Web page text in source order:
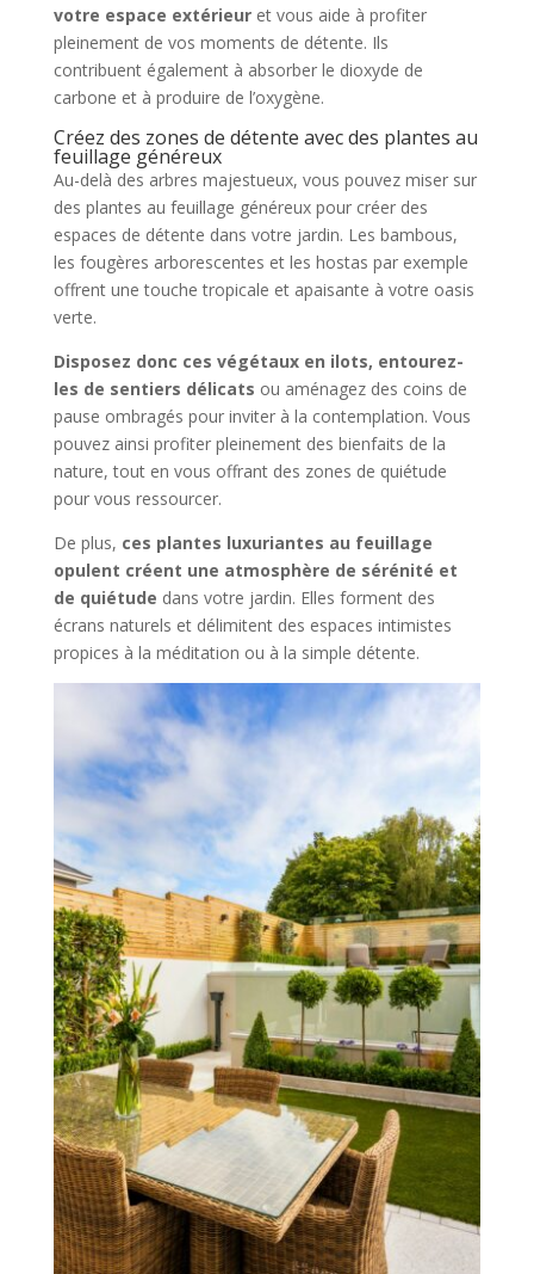
votre espace extérieuret vous aide à profiter
pleinement de vos moments de détente. Ils
contribuent également à absorber le dioxyde de
carbone et à produire de l’oxygène.
Créez des zones de détente avec des plantes au
feuillage généreux
Au-delà des arbres majestueux, vous pouvez miser sur
des plantes au feuillage généreux pour créer des
espaces de détente dans votre jardin. Les bambous,
les fougères arborescentes et les hostas par exemple
offrent une touche tropicale et apaisante à votre oasis
verte.
Disposez donc ces végétaux en ilots, entourez-
les de sentiers délicats ou aménagez des coins de
pause ombragés pour inviter à la contemplation. Vous
pouvez ainsi profiter pleinement des bienfaits de la
nature, tout en vous offrant des zones de quiétude
pour vous ressourcer.
De plus, ces plantes luxuriantes au feuillage
opulent créent une atmosphère de sérénité et
de quiétude dans votre jardin. Elles forment des
écrans naturels et délimitent des espaces intimistes
propices à la méditation ou à la simple détente.